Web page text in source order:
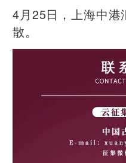
4月25日，上海中港
散。